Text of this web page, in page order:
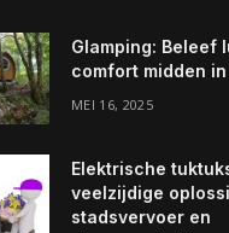
Glamping: Beleef
comfort midden
MEI 16, 2025
Elektrische
veelzijdige
stadsvervoer en